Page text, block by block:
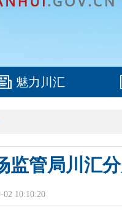
魅力川汇
监管局川汇
02 10:10:20